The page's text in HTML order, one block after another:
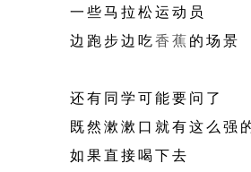
一些马拉松运动员
边跑步边吃香蕉的场景
还有同学可能要问了
既然漱漱口就有这么强
如果直接喝下去